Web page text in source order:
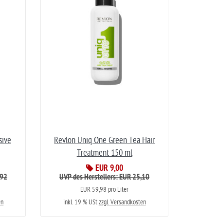
Revlon Uniq One Green Tea Hair
Treatment 150 ml
EUR 9,00
UVP des Herstellers: EUR 25,10
EUR 59,98 pro Liter
inkl. 19 % UStzzgl. Versandkosten